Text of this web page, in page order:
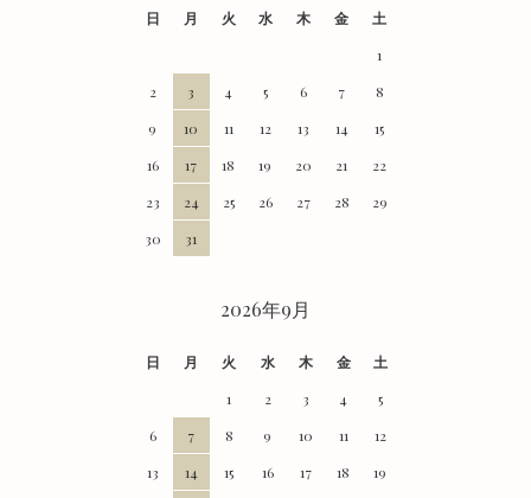
日 月 火 水 木 金
土
1
2
3 4 5 6 7
8
9
10 11 12 13 14
15
16
17 18 19 20 21
22
23
24 25 26 27 28
29
30
31
2026年9月
日 月 火 水 木 金
土
1
2 3 4
5
6
7 8 9 10 11
12
13
14 15 16 17 18
19